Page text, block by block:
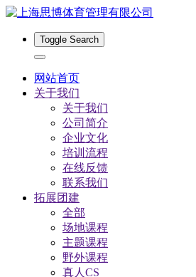
Toggle Search
网站首页
关于我们
关于我们
公司简介
企业文化
培训流程
在线反馈
联系我们
拓展团建
全部
场地课程
主题课程
野外课程
真人CS